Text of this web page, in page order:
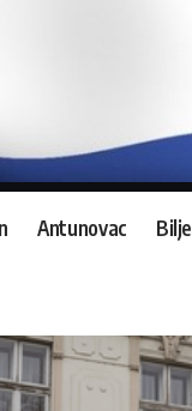
Antunovac Bilje